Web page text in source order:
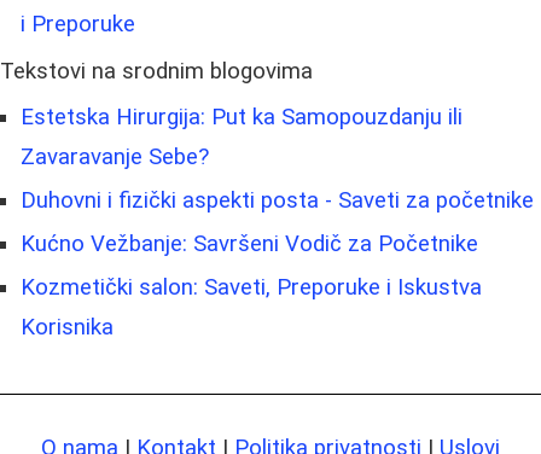
i Preporuke
Tekstovi na srodnim blogovima
Estetska Hirurgija: Put ka Samopouzdanju ili
Zavaravanje Sebe?
Duhovni i fizički aspekti posta - Saveti za početnike
Kućno Vežbanje: Savršeni Vodič za Početnike
Kozmetički salon: Saveti, Preporuke i Iskustva
Korisnika
O nama | Kontakt | Politika privatnosti | Uslovi